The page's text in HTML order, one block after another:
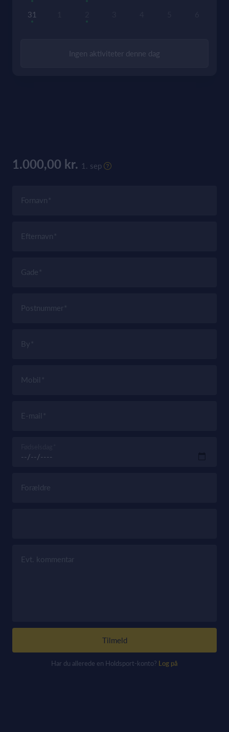
31
Ingen aktiviteter denne dag
1.000,00 kr. 1. sep
Fornavn
Efternavn
Gade
Postnummer
By
Mobil
E-mail
Forældre
Evt. kommentar
Tilmeld
Har du allerede en Holdsport-konto? Log på